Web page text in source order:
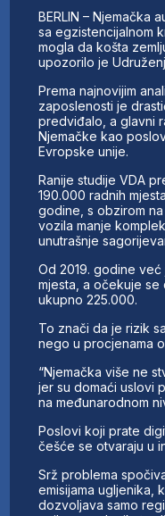
BERLIN – Njemačka
sa egzistencijalnom
mogla da košta
upozorilo je
Prema najnovijim
zaposlenosti je
predviđalo, a glavni
Njemačke kao
Evropske unije.
Ranije studije VDA
190.000 radnih
godine, s obzirom
vozila manje
unutrašnje
Od 2019. godine
mjesta, a očekuje se
ukupno 225.000.
To znači da je rizik
nego u procjenama
“Njemačka više ne
jer su domaći uslovi
na međunarodnom
Poslovi koji prate
češće se otvaraju u
Srž problema
emisijama ugljenika,
dozvoljava samo